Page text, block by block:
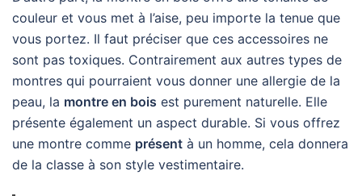
couleur et vous met à l’aise, peu importe la tenue que
vous portez. Il faut préciser que ces accessoires ne
sont pas toxiques. Contrairement aux autres types de
montres qui pourraient vous donner une allergie de la
peau, la montre en bois est purement naturelle. Elle
présente également un aspect durable. Si vous offrez
une montre comme présent à un homme, cela donnera
de la classe à son style vestimentaire.